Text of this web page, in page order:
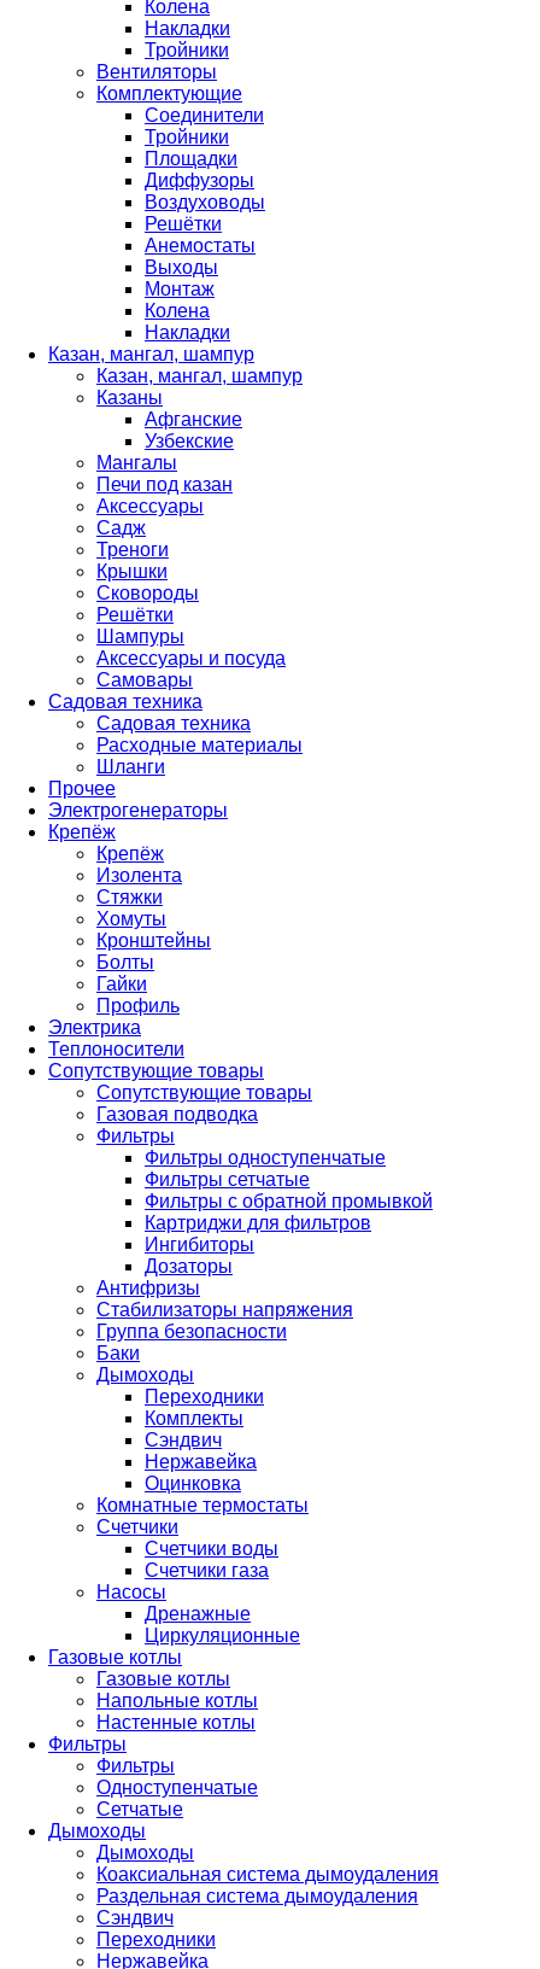
Колена
Накладки
Тройники
Вентиляторы
Комплектующие
Соединители
Тройники
Площадки
Диффузоры
Воздуховоды
Решётки
Анемостаты
Выходы
Монтаж
Колена
Накладки
Казан, мангал, шампур
Казан, мангал, шампур
Казаны
Афганские
Узбекские
Мангалы
Печи под казан
Аксессуары
Садж
Треноги
Крышки
Сковороды
Решётки
Шампуры
Аксессуары и посуда
Самовары
Садовая техника
Садовая техника
Расходные материалы
Шланги
Прочее
Электрогенераторы
Крепёж
Крепёж
Изолента
Стяжки
Хомуты
Кронштейны
Болты
Гайки
Профиль
Электрика
Теплоносители
Сопутствующие товары
Сопутствующие товары
Газовая подводка
Фильтры
Фильтры одноступенчатые
Фильтры сетчатые
Фильтры с обратной промывкой
Картриджи для фильтров
Ингибиторы
Дозаторы
Антифризы
Стабилизаторы напряжения
Группа безопасности
Баки
Дымоходы
Переходники
Комплекты
Сэндвич
Нержавейка
Оцинковка
Комнатные термостаты
Счетчики
Счетчики воды
Счетчики газа
Насосы
Дренажные
Циркуляционные
Газовые котлы
Газовые котлы
Напольные котлы
Настенные котлы
Фильтры
Фильтры
Одноступенчатые
Сетчатые
Дымоходы
Дымоходы
Коаксиальная система дымоудаления
Раздельная система дымоудаления
Сэндвич
Переходники
Нержавейка